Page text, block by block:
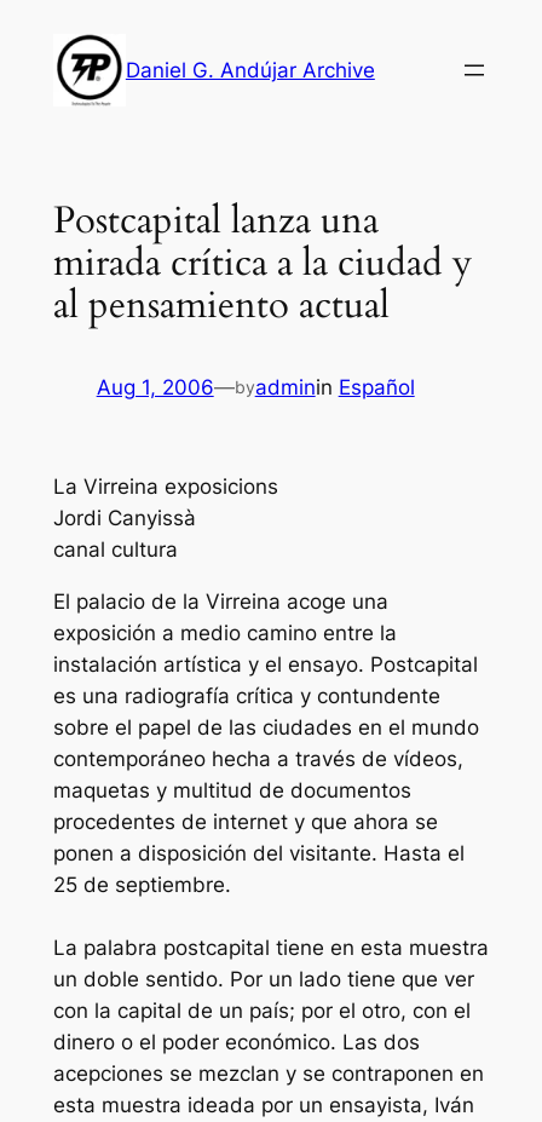
content
Daniel G. Andújar Archive
Postcapital lanza una
mirada crítica a la ciudad y
al pensamiento actual
Aug 1, 2006—byadminin Español
La Virreina exposicions
Jordi Canyissà
canal cultura
El palacio de la Virreina acoge una
exposición a medio camino entre la
instalación artística y el ensayo. Postcapital
es una radiografía crítica y contundente
sobre el papel de las ciudades en el mundo
contemporáneo hecha a través de vídeos,
maquetas y multitud de documentos
procedentes de internet y que ahora se
ponen a disposición del visitante. Hasta el
25 de septiembre.
La palabra postcapital tiene en esta muestra
un doble sentido. Por un lado tiene que ver
con la capital de un país; por el otro, con el
dinero o el poder económico. Las dos
acepciones se mezclan y se contraponen en
esta muestra ideada por un ensayista, Iván